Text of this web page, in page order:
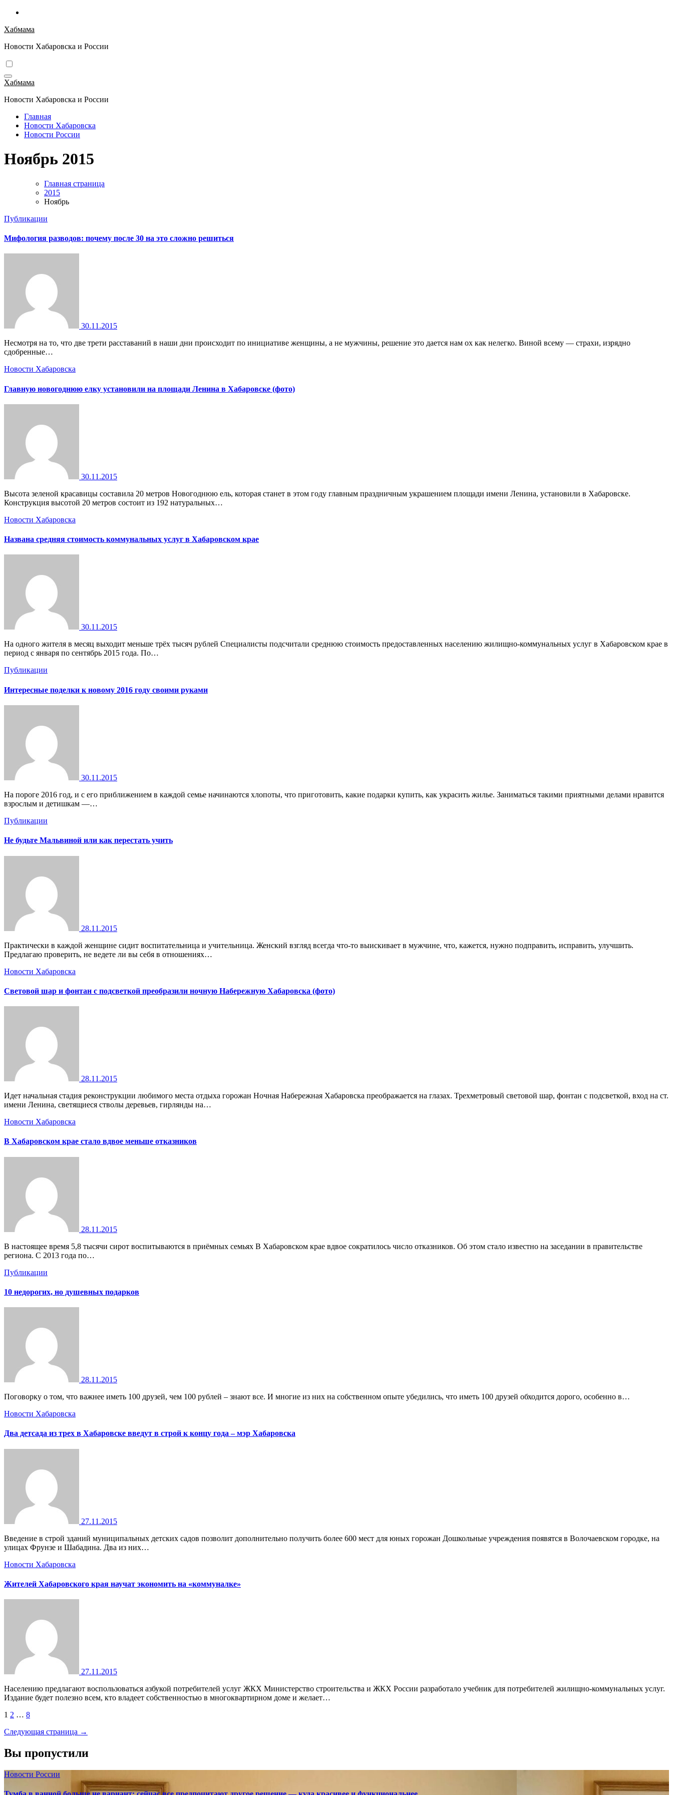
Перейти
содержимому
Хабмама
Новости Хабаровска и России
Хабмама
Новости Хабаровска и России
Главная
Новости Хабаровска
Новости России
Ноябрь 2015
Главная страница
2015
Ноябрь
Публикации
Мифология разводов: почему после 30 на это сложно решиться
30.11.2015
Несмотря на то, что две трети расставаний в наши дни происходит по инициативе женщины, а не мужчины, решение это дается нам ох как нелегко. Виной всему — страхи, изрядно
сдобренные…
Новости Хабаровска
Главную новогоднюю елку установили на площади Ленина в Хабаровске (фото)
30.11.2015
Высота зеленой красавицы составила 20 метров Новогоднюю ель, которая станет в этом году главным праздничным украшением площади имени Ленина, установили в Хабаровске.
Конструкция высотой 20 метров состоит из 192 натуральных…
Новости Хабаровска
Названа средняя стоимость коммунальных услуг в Хабаровском крае
30.11.2015
На одного жителя в месяц выходит меньше трёх тысяч рублей Специалисты подсчитали среднюю стоимость предоставленных населению жилищно-коммунальных услуг в Хабаровском крае в
период с января по сентябрь 2015 года. По…
Публикации
Интересные поделки к новому 2016 году своими руками
30.11.2015
На пороге 2016 год, и с его приближением в каждой семье начинаются хлопоты, что приготовить, какие подарки купить, как украсить жилье. Заниматься такими приятными делами нравится
взрослым и детишкам —…
Публикации
Не будьте Мальвиной или как перестать учить
28.11.2015
Практически в каждой женщине сидит воспитательница и учительница. Женский взгляд всегда что-то выискивает в мужчине, что, кажется, нужно подправить, исправить, улучшить.
Предлагаю проверить, не ведете ли вы себя в отношениях…
Новости Хабаровска
Световой шар и фонтан с подсветкой преобразили ночную Набережную Хабаровска (фото)
28.11.2015
Идет начальная стадия реконструкции любимого места отдыха горожан Ночная Набережная Хабаровска преображается на глазах. Трехметровый световой шар, фонтан с подсветкой, вход на ст.
имени Ленина, светящиеся стволы деревьев, гирлянды на…
Новости Хабаровска
В Хабаровском крае стало вдвое меньше отказников
28.11.2015
В настоящее время 5,8 тысячи сирот воспитываются в приёмных семьях В Хабаровском крае вдвое сократилось число отказников. Об этом стало известно на заседании в правительстве
региона. С 2013 года по…
Публикации
10 недорогих, но душевных подарков
28.11.2015
Поговорку о том, что важнее иметь 100 друзей, чем 100 рублей – знают все. И многие из них на собственном опыте убедились, что иметь 100 друзей обходится дорого, особенно в…
Новости Хабаровска
Два детсада из трех в Хабаровске введут в строй к концу года – мэр Хабаровска
27.11.2015
Введение в строй зданий муниципальных детских садов позволит дополнительно получить более 600 мест для юных горожан Дошкольные учреждения появятся в Волочаевском городке, на
улицах Фрунзе и Шабадина. Два из них…
Новости Хабаровска
Жителей Хабаровского края научат экономить на «коммуналке»
27.11.2015
Населению предлагают воспользоваться азбукой потребителей услуг ЖКХ Министерство строительства и ЖКХ России разработало учебник для потребителей жилищно-коммунальных услуг.
Издание будет полезно всем, кто владеет собственностью в многоквартирном доме и желает…
Пагинация
записей
1 2 … 8
Следующая страница →
Вы пропустили
Новости России